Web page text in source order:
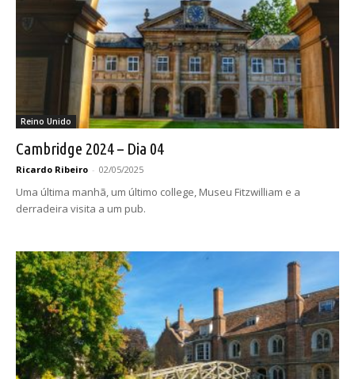
Reino Unido
Cambridge 2024 – Dia 04
Ricardo Ribeiro - 02/05/2025
Uma última manhã, um último college, Museu Fitzwilliam e a
derradeira visita a um pub.